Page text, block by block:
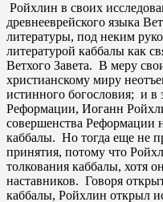
Ройхлин в своих
древнееврейского языка
литературы, под неким
литературой каббалы как
Ветхого Завета. В меру
христианскому миру
истинного богословия; и в
Реформации, Иоганн
совершенства Реформации
каббалы. Но тогда еще не
принятия, потому что
толкования каббалы, хотя
наставников. Говоря
каббалы, Ройхлин открыл